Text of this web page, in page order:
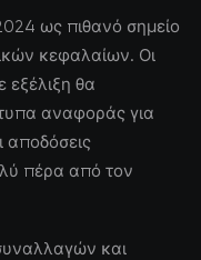
ως πιθανό σημείο
κεφαλαίων. Οι
εξέλιξη θα
αναφοράς για
αποδόσεις
πέρα από τον
και